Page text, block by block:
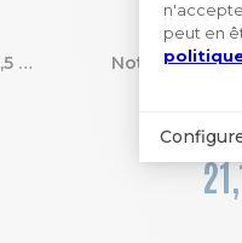
Notebook Ariel ligné et dots 10,5 x 15 cm Notebook Léo